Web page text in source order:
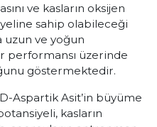
ve kasların oksijen
sahip olabileceği
ve yoğun
performansı üzerinde
göstermektedir.
D-Aspartik Asit’in büyüme
kasların